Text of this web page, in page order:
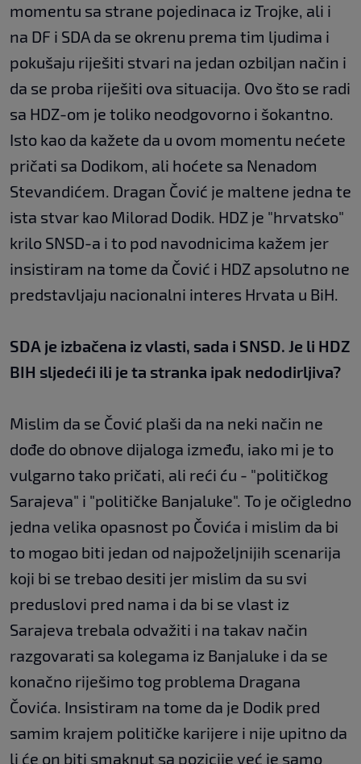
momentu sa strane pojedinaca iz Trojke, ali i
na DF i SDA da se okrenu prema tim ljudima i
pokušaju riješiti stvari na jedan ozbiljan način i
da se proba riješiti ova situacija. Ovo što se radi
sa HDZ-om je toliko neodgovorno i šokantno.
Isto kao da kažete da u ovom momentu nećete
pričati sa Dodikom, ali hoćete sa Nenadom
Stevandićem. Dragan Čović je maltene jedna te
ista stvar kao Milorad Dodik. HDZ je "hrvatsko"
krilo SNSD-a i to pod navodnicima kažem jer
insistiram na tome da Čović i HDZ apsolutno ne
predstavljaju nacionalni interes Hrvata u BiH.
SDA je izbačena iz vlasti, sada i SNSD. Je li HDZ
BIH sljedeći ili je ta stranka ipak nedodirljiva?
Mislim da se Čović plaši da na neki način ne
dođe do obnove dijaloga između, iako mi je to
vulgarno tako pričati, ali reći ću - "političkog
Sarajeva" i "političke Banjaluke". To je očigledno
jedna velika opasnost po Čovića i mislim da bi
to mogao biti jedan od najpoželjnijih scenarija
koji bi se trebao desiti jer mislim da su svi
preduslovi pred nama i da bi se vlast iz
Sarajeva trebala odvažiti i na takav način
razgovarati sa kolegama iz Banjaluke i da se
konačno riješimo tog problema Dragana
Čovića. Insistiram na tome da je Dodik pred
samim krajem političke karijere i nije upitno da
li će on biti smaknut sa pozicije već je samo